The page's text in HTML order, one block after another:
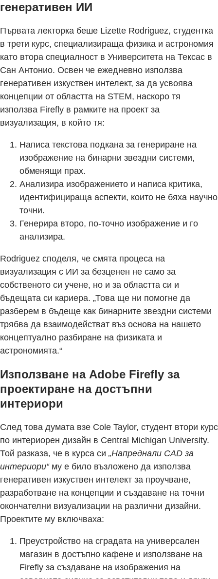
генеративен ИИ
Първата лекторка беше Lizette Rodriguez, студентка
в трети курс, специализираща физика и астрономия
като втора специалност в Университета на Тексас в
Сан Антонио. Освен че ежедневно използва
генеративен изкуствен интелект, за да усвоява
концепции от областта на STEM, наскоро тя
използва Firefly в рамките на проект за
визуализация, в който тя:
Написа текстова подкана за генериране на
изображение на бинарни звездни системи,
обменящи прах.
Анализира изображението и написа критика,
идентифицираща аспекти, които не бяха научно
точни.
Генерира второ, по-точно изображение и го
анализира.
Rodriguez споделя, че смята процеса на
визуализация с ИИ за безценен не само за
собственото си учене, но и за областта си и
бъдещата си кариера. „Това ще ни помогне да
разберем в бъдеще как бинарните звездни системи
трябва да взаимодействат въз основа на нашето
концептуално разбиране на физиката и
астрономията.“
Използване на Adobe Firefly за
проектиране на достъпни
интериори
След това думата взе Cole Taylor, студент втори курс
по интериорен дизайн в Central Michigan University.
Той разказа, че в курса си „Напреднали CAD за
интериори“му е било възложено да използва
генеративен изкуствен интелект за проучване,
разработване на концепции и създаване на точни
окончателни визуализации на различни дизайни.
Проектите му включваха:
Преустройство на сградата на универсален
магазин в достъпно кафене и използване на
Firefly за създаване на изображения на